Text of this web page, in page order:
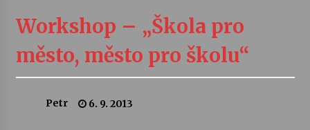
Vernisáž výstavy Josefíny Duškové: Stávám se
kapkou
Veselí muzikanti
Workshop – „Škola pro
město, město pro školu“
Petr 6. 9. 2013